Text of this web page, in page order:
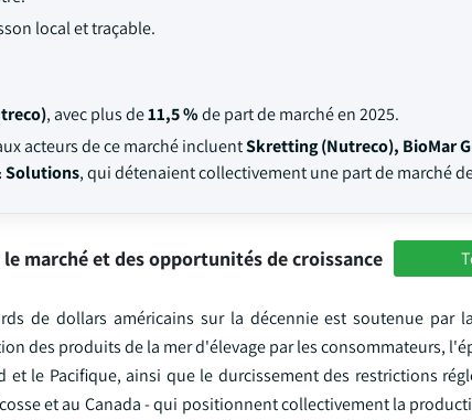
local et traçable.
, avec plus de11,5 %de part de marché en 2025.
acteurs de ce marché incluentSkretting (Nutreco), BioMar
Solutions, qui détenaient collectivement une part de marché
marché et des opportunités de croissance
de dollars américains sur la décennie est soutenue par
des produits de la mer d'élevage par les consommateurs,
le Pacifique, ainsi que le durcissement des restrictions
et au Canada - qui positionnent collectivement la